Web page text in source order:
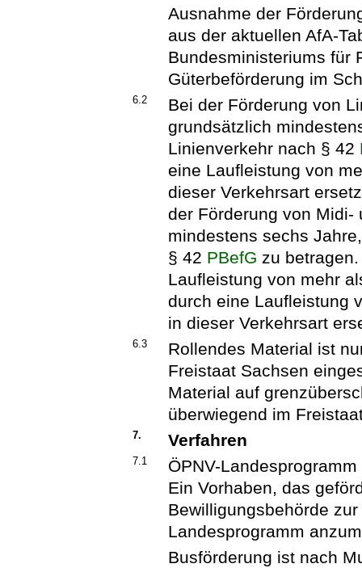
Ausnahme der
aus der aktuellen AfA-
Bundesministeriums für
Güterbeförderung im
6.2
Bei der Förderung von
grundsätzlich
Linienverkehr nach § 42
eine Laufleistung von
dieser Verkehrsart
der Förderung von
mindestens sechs
§ 42 PBefG zu
Laufleistung von mehr
durch eine Laufleistung
in dieser Verkehrsart
6.3
Rollendes Material ist
Freistaat Sachsen
Material auf
überwiegend im
7. Verfahren
7.1
ÖPNV-Landesprogramm
Ein Vorhaben, das
Bewilligungsbehörde
Landesprogramm
Busförderung ist nach